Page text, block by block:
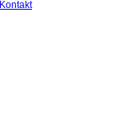
Kontakt